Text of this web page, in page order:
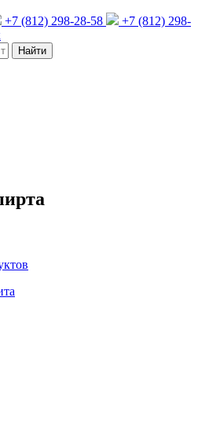
+7 (812) 298-28-58
+7 (812) 298-
Найти